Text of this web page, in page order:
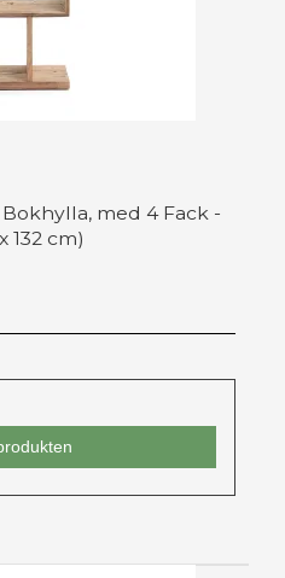
med 4 Fack -
132 cm)